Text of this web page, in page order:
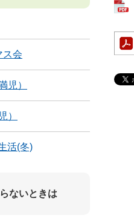
ス会
児）
）
活(冬)
ないときは